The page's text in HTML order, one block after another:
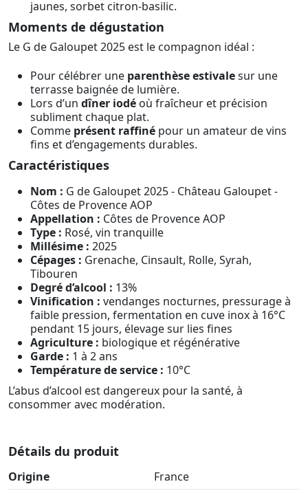
jaunes, sorbet citron-basilic.
Moments de dégustation
Le G de Galoupet 2025 est le compagnon idéal :
Pour célébrer une parenthèse estivalesur une
terrasse baignée de lumière.
Lors d’un dîner iodé où fraîcheur et précision
subliment chaque plat.
Comme présent raffiné pour un amateur de vins
fins et d’engagements durables.
Caractéristiques
Nom : G de Galoupet 2025 - Château Galoupet -
Côtes de Provence AOP
Appellation : Côtes de Provence AOP
Type : Rosé, vin tranquille
Millésime : 2025
Cépages : Grenache, Cinsault, Rolle, Syrah,
Tibouren
Degré d’alcool : 13%
Vinification : vendanges nocturnes, pressurage à
faible pression, fermentation en cuve inox à 16°C
pendant 15 jours, élevage sur lies fines
Agriculture : biologique et régénérative
Garde : 1 à 2 ans
Température de service : 10°C
L’abus d’alcool est dangereux pour la santé, à
consommer avec modération.
Détails du produit
Origine
France